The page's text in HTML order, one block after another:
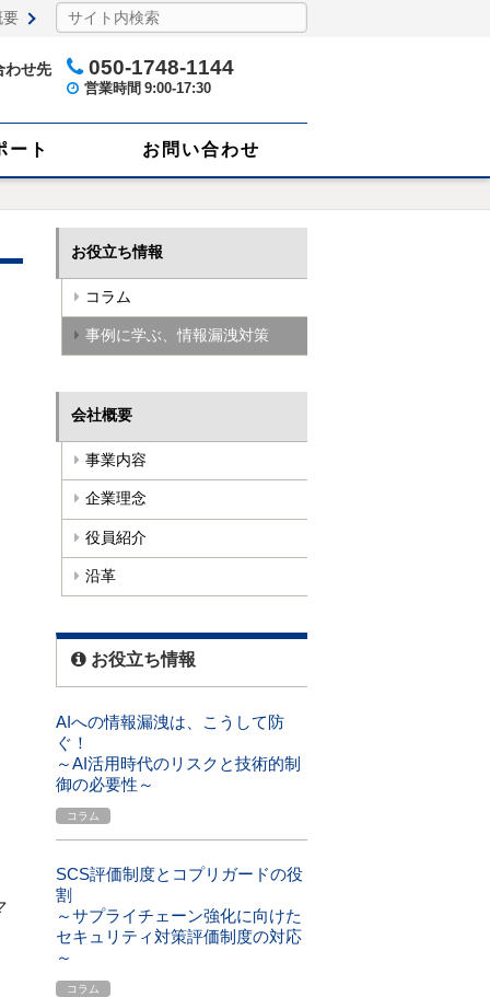
要
わせ先 050-1748-1144
営業時間 9:00-17:30
ート お問い合わせ
お役立ち情報
コラム
事例に学ぶ、情報漏洩対策
会社概要
事業内容
企業理念
役員紹介
沿革
お役立ち情報
AIへの情報漏洩は、こうして防
ぐ！
～AI活用時代のリスクと技術的制
御の必要性～
コラム
SCS評価制度とコプリガードの役
割
～サプライチェーン強化に向けた
セキュリティ対策評価制度の対応
～
コラム